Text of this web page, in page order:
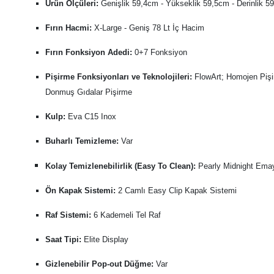
Ürün Ölçüleri: Genişlik 59,4cm - Yükseklik 59,5cm - Derinlik
Fırın Hacmi: X-Large - Geniş 78 Lt İç Hacim
Fırın Fonksiyon Adedi: 0+7 Fonksiyon
Pişirme Fonksiyonları ve Teknolojileri: FlowArt; Homojen
Donmuş Gıdalar Pişirme
Kulp: Eva C15 Inox
Buharlı Temizleme: Var
Kolay Temizlenebilirlik (Easy To Clean): Pearly Midnight
Ön Kapak Sistemi: 2 Camlı Easy Clip Kapak Sistemi
Raf Sistemi: 6 Kademeli Tel Raf
Saat Tipi: Elite Display
Gizlenebilir Pop-out Düğme: Var